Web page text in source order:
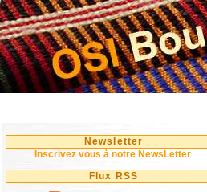
Newsletter
Inscrivez vous à notre NewsLetter
Flux RSS